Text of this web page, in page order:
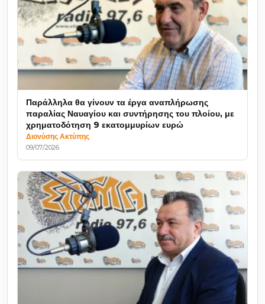
Παράλληλα θα γίνουν τα έργα αναπλήρωσης
παραλίας Ναυαγίου και συντήρησης του πλοίου, με
χρηματοδότηση 9 εκατομμυρίων ευρώ
Διονύσης Ακτύπης
09/07/2026